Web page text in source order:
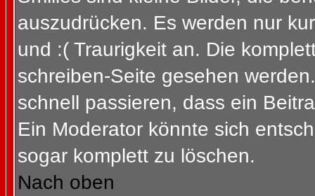
auszudrücken. Es werden nur
und :( Traurigkeit an. Die
schreiben-Seite gesehen
schnell passieren, dass ein
Ein Moderator könnte sich
sogar komplett zu löschen.
Nach oben